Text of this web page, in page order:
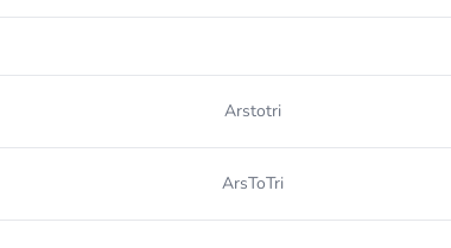
Arstotri
ArsToTri